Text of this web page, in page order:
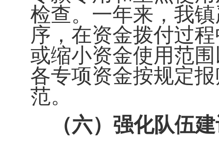
检查。一年来，我
序，在资金拨付过
或缩小资金使用范
各专项资金按规定
范。
（六） 强化队伍